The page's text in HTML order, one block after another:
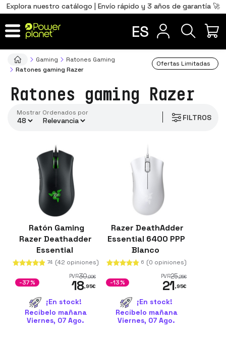
Explora nuestro catálogo | Envío rápido y 3 años de garantía 🚀
ES
Gaming
Ratones Gaming
Ratones gaming Razer
Ofertas Limitadas
Ratones gaming Razer
FILTROS
Mostrar ordenados por
conectividad
Ratón Gaming
Razer Deathadder
Essential
74 (42 opiniones)
PVR30,00€
18,95€
-37%
¡En stock!
Recíbelo mañana
Viernes, 07 Ago.
Razer DeathAdder
Essential 6400 PPP
Blanco
6 (0 opiniones)
PVR25,25€
21,95€
-13%
¡En stock!
Recíbelo mañana
Viernes, 07 Ago.
Total 0,00€
IR AL CARRITO
Português
PT
FR